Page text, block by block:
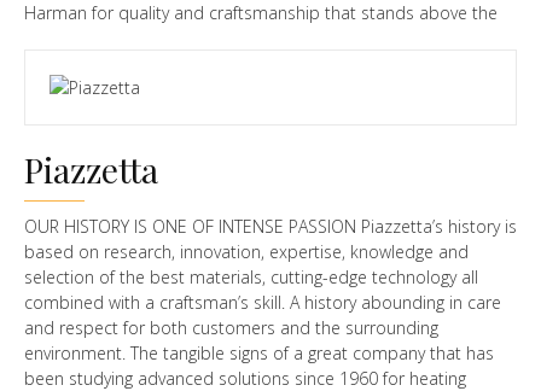
Harman for quality and craftsmanship that stands above the
Piazzetta
OUR HISTORY IS ONE OF INTENSE PASSION Piazzetta’s history is
based on research, innovation, expertise, knowledge and
selection of the best materials, cutting-edge technology all
combined with a craftsman’s skill. A history abounding in care
and respect for both customers and the surrounding
environment. The tangible signs of a great company that has
been studying advanced solutions since 1960 for heating